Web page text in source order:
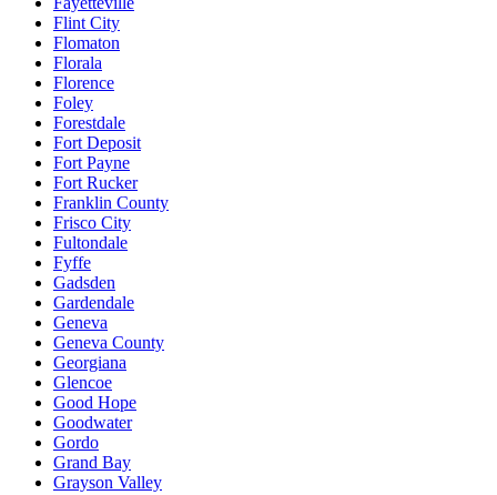
Flint City
Flomaton
Florala
Florence
Foley
Forestdale
Fort Deposit
Fort Payne
Fort Rucker
Franklin County
Frisco City
Fultondale
Fyffe
Gadsden
Gardendale
Geneva
Geneva County
Georgiana
Glencoe
Good Hope
Goodwater
Gordo
Grand Bay
Grayson Valley